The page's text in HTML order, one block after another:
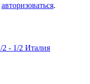
авторизоваться.